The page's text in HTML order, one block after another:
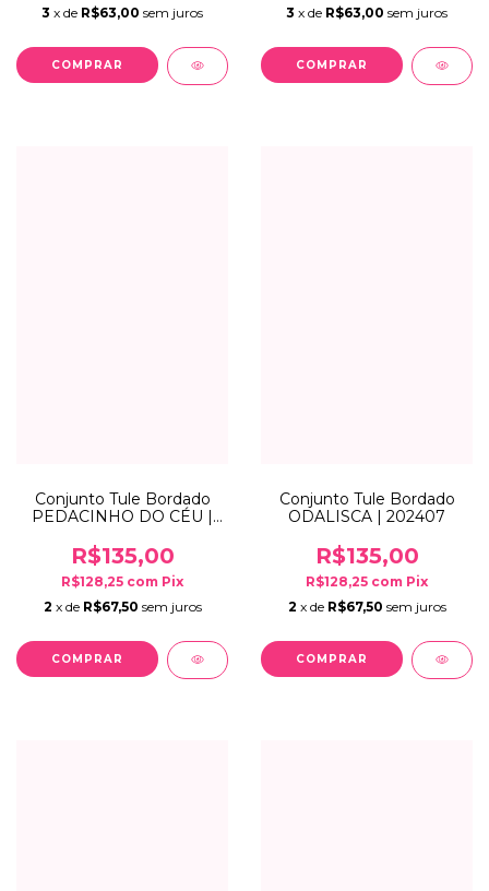
3 x de R$63,00 sem juros
COMPRAR
3 x de R$63,00 sem juros
COMPRAR
Conjunto Tule Bordado
PEDACINHO DO CÉU |
R$135,00
R$128,25 com Pix
2 x de R$67,50 sem juros
COMPRAR
Conjunto Tule Bordado
ODALISCA | 202407
R$135,00
R$128,25 com Pix
2 x de R$67,50 sem juros
COMPRAR